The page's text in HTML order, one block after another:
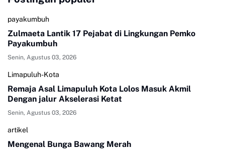
payakumbuh
Zulmaeta Lantik 17 Pejabat di Lingkungan Pemko
Payakumbuh
Senin, Agustus 03, 2026
Limapuluh-Kota
Remaja Asal Limapuluh Kota Lolos Masuk Akmil
Dengan jalur Akselerasi Ketat
Senin, Agustus 03, 2026
artikel
Mengenal Bunga Bawang Merah